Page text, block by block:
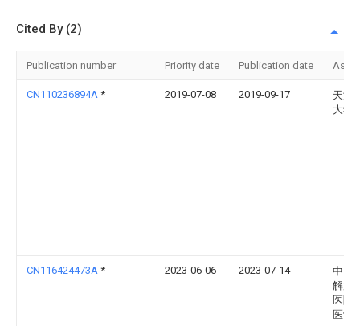
Cited By (2)
Publication number Priority date Publication date
CN110236894A * 2019-07-08 2019-09-17
天津
大学
CN116424473A * 2023-06-06 2023-07-14
中国
解放
医院
医学